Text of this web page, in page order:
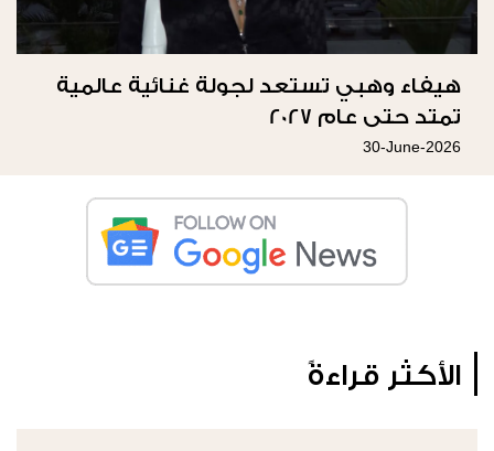
هيفاء وهبي تستعد لجولة غنائية عالمية
تمتد حتى عام 2027
30-June-2026
الأكثر قراءةً